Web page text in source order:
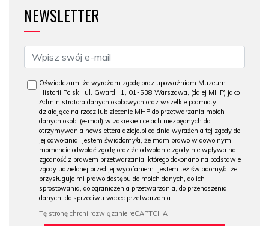
NEWSLETTER
Oświadczam, że wyrażam zgodę oraz upoważniam Muzeum
Historii Polski, ul. Gwardii 1, 01-538 Warszawa, (dalej MHP) jako
Administratora danych osobowych oraz wszelkie podmioty
działające na rzecz lub zlecenie MHP do przetwarzania moich
danych osob. (e-mail) w zakresie i celach niezbędnych do
otrzymywania newslettera dzieje.pl od dnia wyrażenia tej zgody do
jej odwołania. Jestem świadomy/a, że mam prawo w dowolnym
momencie odwołać zgodę oraz że odwołanie zgody nie wpływa na
zgodność z prawem przetwarzania, którego dokonano na podstawie
zgody udzielonej przed jej wycofaniem. Jestem też świadomy/a, że
przysługuje mi prawo dostępu do moich danych, do ich
sprostowania, do ograniczenia przetwarzania, do przenoszenia
danych, do sprzeciwu wobec przetwarzania.